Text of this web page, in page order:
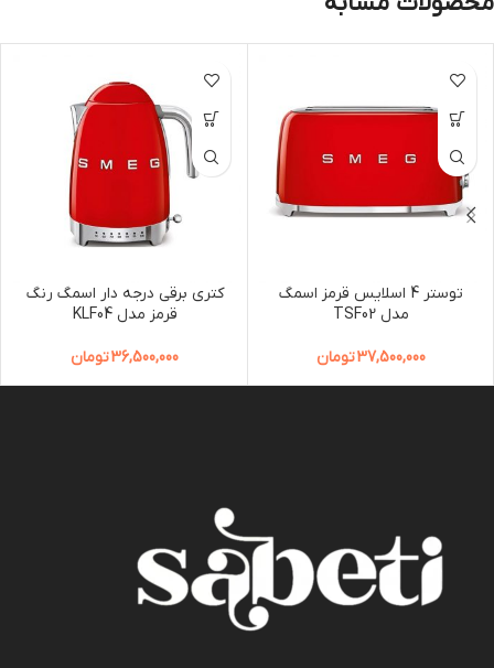
توستر 4 اسلایس قرمز اسمگ
مدل TSF02
37,500,000تومان
کتری برقی درجه دار اسمگ رنگ
قرمز مدل KLF04
36,500,000تومان